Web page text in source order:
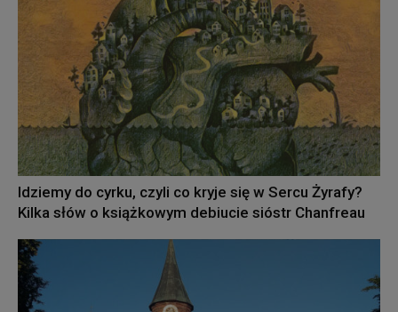
Idziemy do cyrku, czyli co kryje się w Sercu Żyrafy?
Kilka słów o książkowym debiucie sióstr Chanfreau